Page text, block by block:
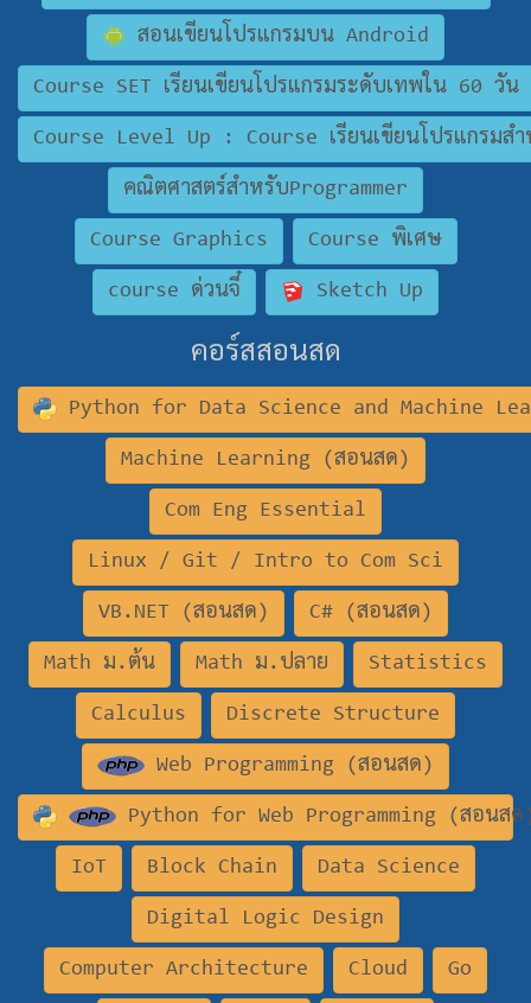
สอนเขียนโปรแกรมบน Android
Course SET เรียนเขียนโปรแกรมระดับเทพใน 60 วัน
Course Level Up : Course เรียนเขียนโปรแกรมสำ
คณิตศาสตร์สำหรับProgrammer
Course Graphics Course พิเศษ
course ด่วนจี๋ Sketch Up
คอร์สสอนสด
Python for Data Science and Machine
Machine Learning (สอนสด)
Com Eng Essential
Linux / Git / Intro to Com Sci
VB.NET (สอนสด) C# (สอนสด)
Math ม.ต้น Math ม.ปลาย Statistics
Calculus Discrete Structure
Web Programming (สอนสด)
Python for Web Programming (สอนสด
IoT Block Chain Data Science
Digital Logic Design
Computer Architecture Cloud Go